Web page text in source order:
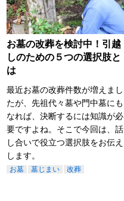
お墓の改葬を検討中！引越
しのための５つの選択肢と
は
最近お墓の改葬件数が増えまし
たが、先祖代々墓や門中墓にも
なれば、決断するには知識が必
要ですよね。そこで今回は、話
し合いで役立つ選択肢をお伝え
します。
お墓 墓じまい 改葬